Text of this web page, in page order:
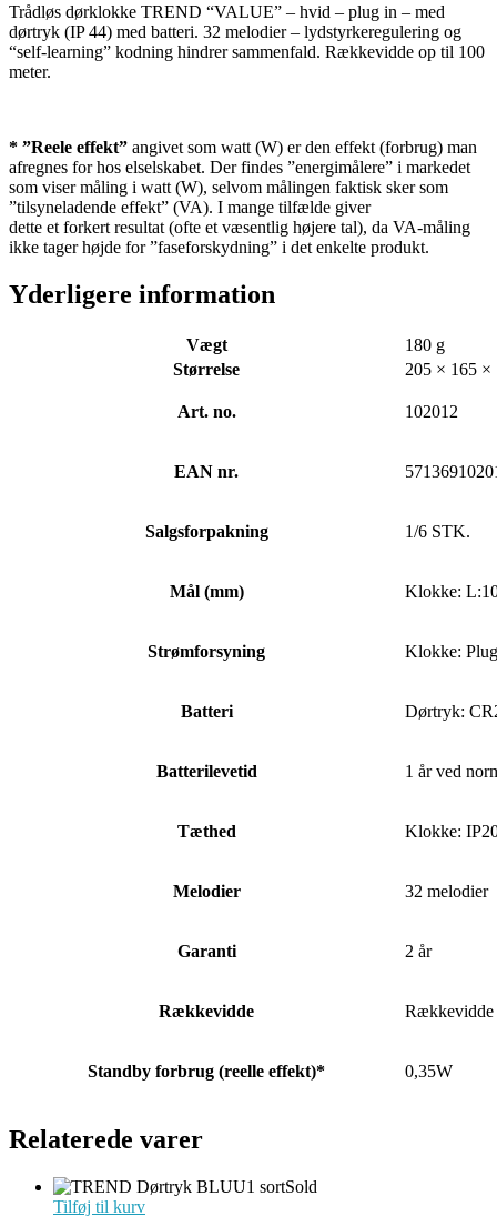
Trådløs dørklokke TREND “VALUE” – hvid – plug in – med
dørtryk (IP 44) med batteri. 32 melodier – lydstyrkeregulering og
“self-learning” kodning hindrer sammenfald. Rækkevidde op til 100
meter.
* ”Reele effekt” angivet som watt (W) er den effekt (forbrug) man
afregnes for hos elselskabet. Der findes ”energimålere” i markedet
som viser måling i watt (W), selvom målingen faktisk sker som
”tilsyneladende effekt” (VA). I mange tilfælde giver
dette et forkert resultat (ofte et væsentlig højere tal), da VA-måling
ikke tager højde for ”faseforskydning” i det enkelte produkt.
Yderligere information
Vægt
180 g
Størrelse
205 × 165 ×
Art. no. 102012
EAN nr.
Salgsforpakning 1/6 STK.
Mål (mm) Klokke:
Strømforsyning Klokke:
Batteri Dørtryk:
Batterilevetid 1 år ved
Tæthed Klokke:
Melodier 32 melodier
Garanti 2 år
Rækkevidde Rækkevidde
Standby forbrug (reelle effekt)* 0,35W
Relaterede varer
Sold
Tilføj til kurv